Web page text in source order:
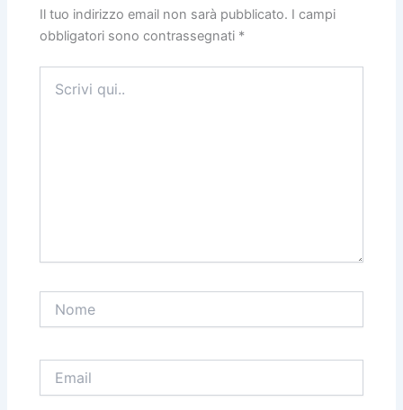
Il tuo indirizzo email non sarà pubblicato. I campi
obbligatori sono contrassegnati *
qui..